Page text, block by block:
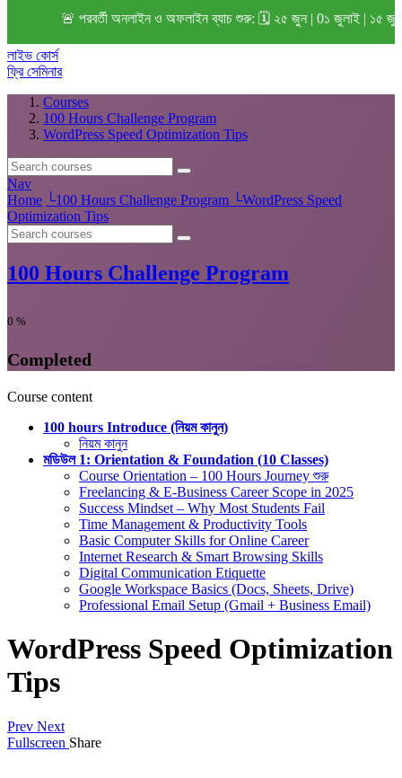
🚨 পরবর্তী অনলাইন ও অফলাইন ব্যাচ শুরু: 🗓️ ২৫ জুন | 0১ জুলাই | ১৫
লাইভ কোর্স
ফ্রি সেমিনার
Courses
100 Hours Challenge Program
WordPress Speed Optimization Tips
Nav
Home └100 Hours Challenge Program └WordPress Speed
Optimization Tips
100 Hours Challenge Program
0 %
Completed
Course content
100 hours Introduce (নিয়ম কানুন)
নিয়ম কানুন
মডিউল 1: Orientation & Foundation (10 Classes)
Course Orientation – 100 Hours Journey শুরু
Freelancing & E-Business Career Scope in 2025
Success Mindset – Why Most Students Fail
Time Management & Productivity Tools
Basic Computer Skills for Online Career
Internet Research & Smart Browsing Skills
Digital Communication Etiquette
Google Workspace Basics (Docs, Sheets, Drive)
Professional Email Setup (Gmail + Business Email)
WordPress Speed Optimization
Tips
Prev Next
Fullscreen Share